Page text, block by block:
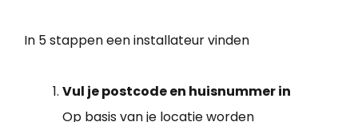
In 5 stappen een installateur vinden
Vul je postcode en huisnummer in
Op basis van je locatie worden